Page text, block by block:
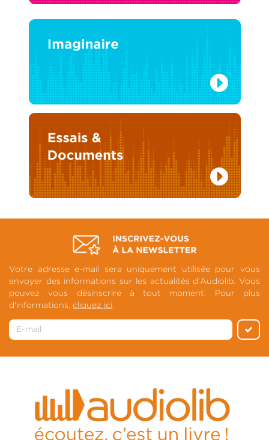
Votre adresse e-mail sera uniquement utilisée pour vous
envoyer des informations sur les actualités d'Audiolib. Vous
pouvez vous désinscrire à tout moment. Pour plus
d'informations, cliquez ici.